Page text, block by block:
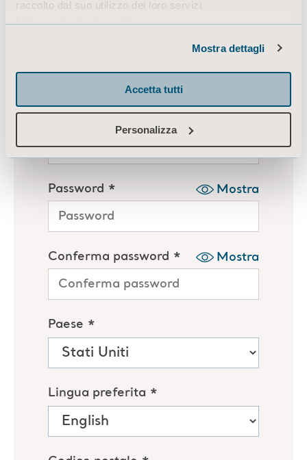
raccolto dal suo utilizzo dei loro servizi.
Informazioni sui cookie
Mostra dettagli
Accetta tutti
Personalizza